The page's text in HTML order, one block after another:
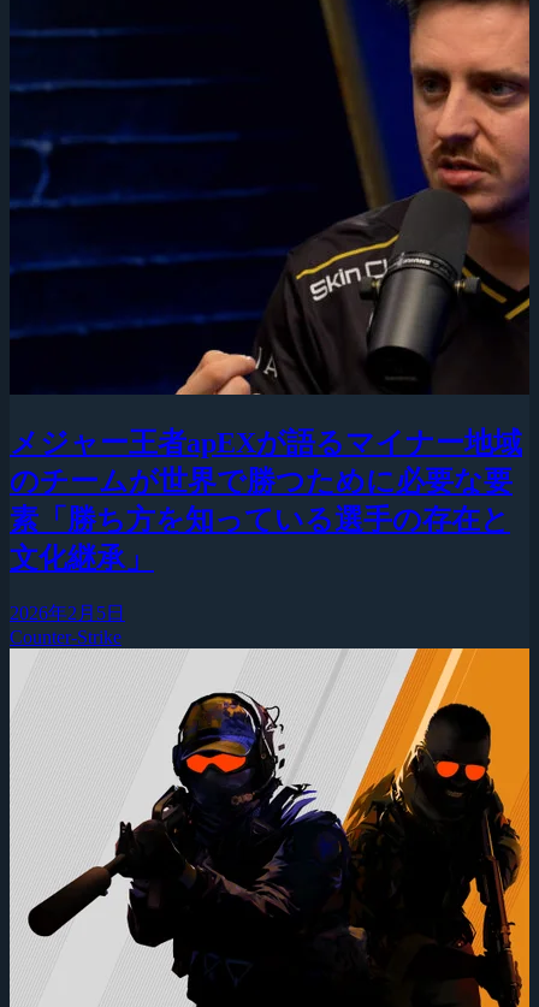
メジャー王者apEXが語るマイナー地域
のチームが世界で勝つために必要な要
素「勝ち方を知っている選手の存在と
文化継承」
2026年2月5日
Counter-Strike